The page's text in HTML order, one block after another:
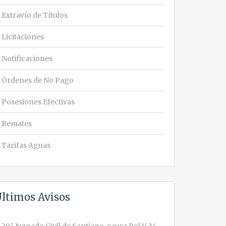
Extravío de Títulos
Licitaciones
Notificaciones
Órdenes de No Pago
Posesiones Efectivas
Remates
Tarifas Aguas
Avisos